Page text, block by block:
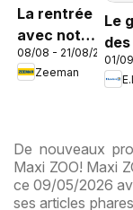
La rentrée
avec notre
nouvelle
collection
08/08 - 21/08/2026
Zeeman
Le
01/
De nouveaux
Maxi ZOO! Maxi
ce 09/05/2026
ses articles